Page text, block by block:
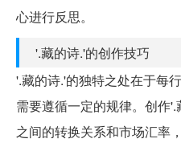
心进行反思。
'.藏的诗.'的创作技巧
'.藏的诗.'的独特之处在于每
需要遵循一定的规律。创作
之间的转换关系和市场汇率